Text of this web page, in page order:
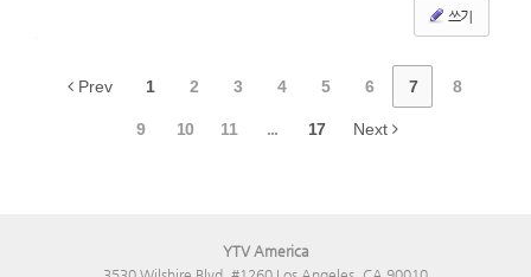
쓰기
Prev 1 2 3 4 5 6 7 8
9 10 11 ... 17 Next
YTV America